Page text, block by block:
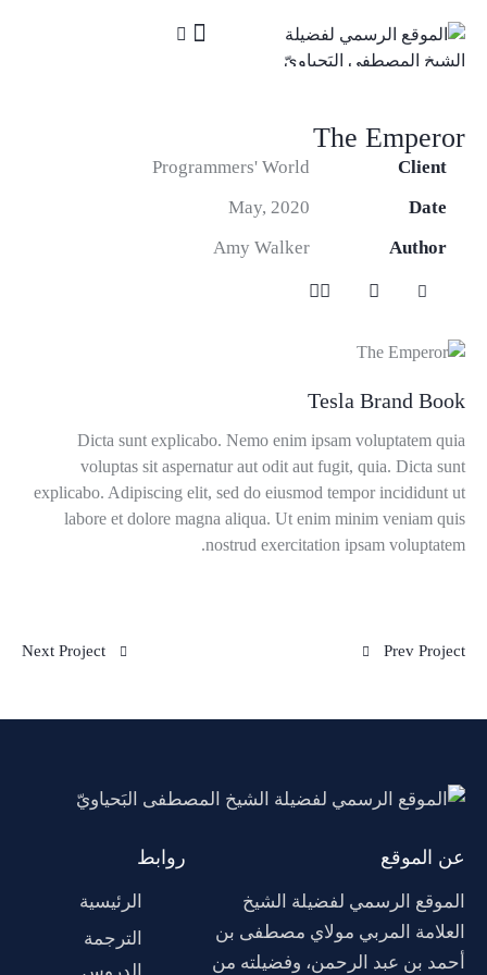
The Emperor
Client
Programmers' World
Date
May, 2020
Author
Amy Walker
Tesla Brand Book
Dicta sunt explicabo. Nemo enim ipsam voluptatem quia
voluptas sit aspernatur aut odit aut fugit, quia. Dicta sunt
explicabo. Adipiscing elit, sed do eiusmod tempor incididunt ut
labore et dolore magna aliqua. Ut enim minim veniam quis
nostrud exercitation ipsam voluptatem.
Prev Project
Next Project
عن الموقع
الموقع الرسمي لفضيلة الشيخ
العلامة المربي مولاي مصطفى بن
أحمد بن عبد الرحمن، وفضيلته من
روابط
الرئيسية
الترجمة
الدروس